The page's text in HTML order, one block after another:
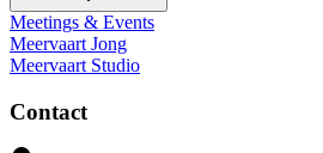
Meetings & Events
Meervaart Jong
Meervaart Studio
Contact